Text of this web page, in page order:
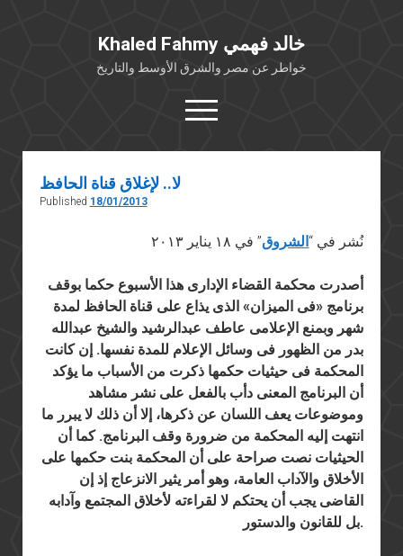
Khaled Fahmy خالد فهمي
خواطر عن مصر والشرق الأوسط والتاريخ
open
menu
twitterfacebook
كتابات أكاديمية
بوستات من فيسبوك
مقابلات في الإعلام
Languages
لا.. لإغلاق قناة الحافظ
Published 18/01/2013
نُشر في “الشروق” في ١٨ يناير ٢٠١٣
أصدرت محكمة القضاء الإدارى هذا الأسبوع حكما بوقف
برنامج «فى الميزان» الذى يذاع على قناة الحافظ لمدة
شهر وبمنع الإعلامى عاطف عبدالرشيد والشيخ عبدالله
بدر من الظهور فى وسائل الإعلام للمدة نفسها. إن كانت
المحكمة فى حيثيات حكمها ذكرت من الأسباب ما يؤكد
أن البرنامج المعنى دأب بالفعل على نشر مشاهد
وموضوعات يعف اللسان عن ذكرها، إلا أن ذلك لا يبرر ما
انتهت إليه المحكمة من ضرورة وقف البرنامج. كما أن
الحيثيات نصت صراحة على أن المحكمة بنت حكمها على
الأخلاق والآداب العامة، وهو أمر يثير الانزعاج إذ إن
القاضى يجب أن يحتكم لا لقراءته لأخلاق المجتمع وآدابه
بل للقانون والدستور.